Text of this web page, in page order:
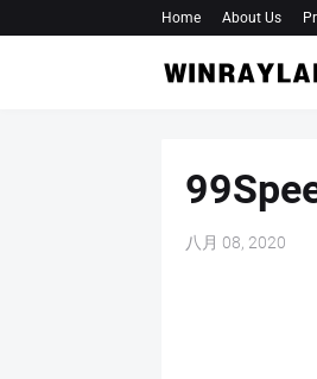
Home About Us
八月 08, 2020